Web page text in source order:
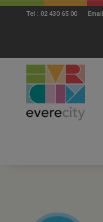
Tel : 02 430 65 00